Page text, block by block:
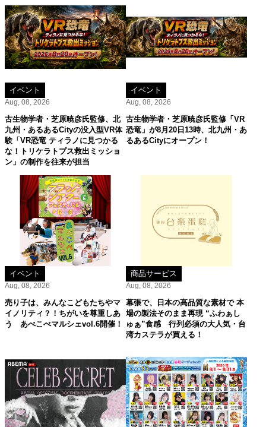
イベント
Aug, 08, 2026
古生物学者・芝原暁彦氏監修、北
九州・あるあるCityの没入型VR体
験「VR恐竜 ティラノに見つかる
な！トリケラトプス救出ミッショ
ン」の制作を往来が担当
イベント
Aug, 08, 2026
古生物学者・芝原暁彦氏監修「VR
恐竜」が8月20日13時、北九州・あ
るあるCityにオープン！
イベント
Aug, 08, 2026
売り子は、みんなこどもたちやマ
イノリティ？！ちがいを尊重しあ
う あべこべマルシェvol.6開催！
商品サービス
Aug, 08, 2026
幕張で、日本の高品質な素材で 本
場の製法そのまま再現 “ふわぁし
ゅぁ”食感 行列必須の大人気・台
湾カステラが買える！